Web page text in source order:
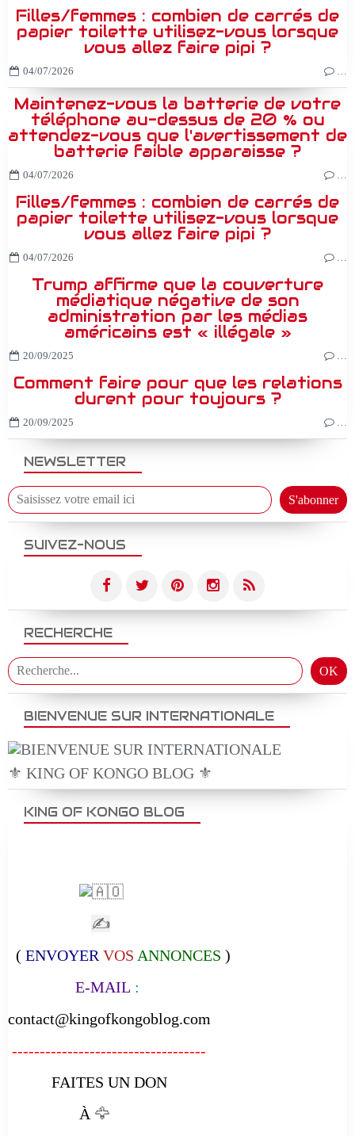
NEWSLETTER
SUIVEZ-NOUS
RECHERCHE
BIENVENUE SUR INTERNATIONALE
⚜️ KING OF KONGO BLOG ⚜️
Filles/femmes : combien de carrés de
papier toilette utilisez-vous lorsque
vous allez faire pipi ?
04/07/2026
Maintenez-vous la batterie de votre
téléphone au-dessus de 20 % ou
attendez-vous que l'avertissement de
batterie faible apparaisse ?
04/07/2026
Filles/femmes : combien de carrés de
papier toilette utilisez-vous lorsque
vous allez faire pipi ?
04/07/2026
Trump affirme que la couverture
médiatique négative de son
administration par les médias
américains est « illégale »
20/09/2025
Comment faire pour que les relations
durent pour toujours ?
20/09/2025
KING OF KONGO BLOG
✍
( ENVOYER VOS ANNONCES )
E-MAIL :
contact@kingofkongoblog.com
-----------------------------------
FAITES UN DON
À 🦅